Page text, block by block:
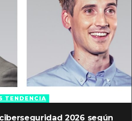
TENDENCIA
2026 según